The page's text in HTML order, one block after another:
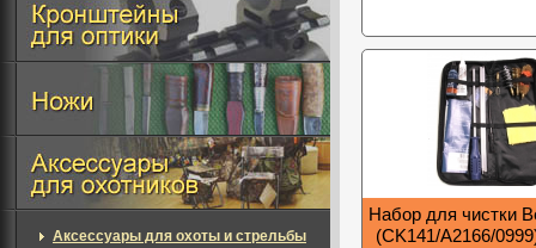
Набор для чистки
(CK141/A2166/
Аксессуары для охоты и стрельбы